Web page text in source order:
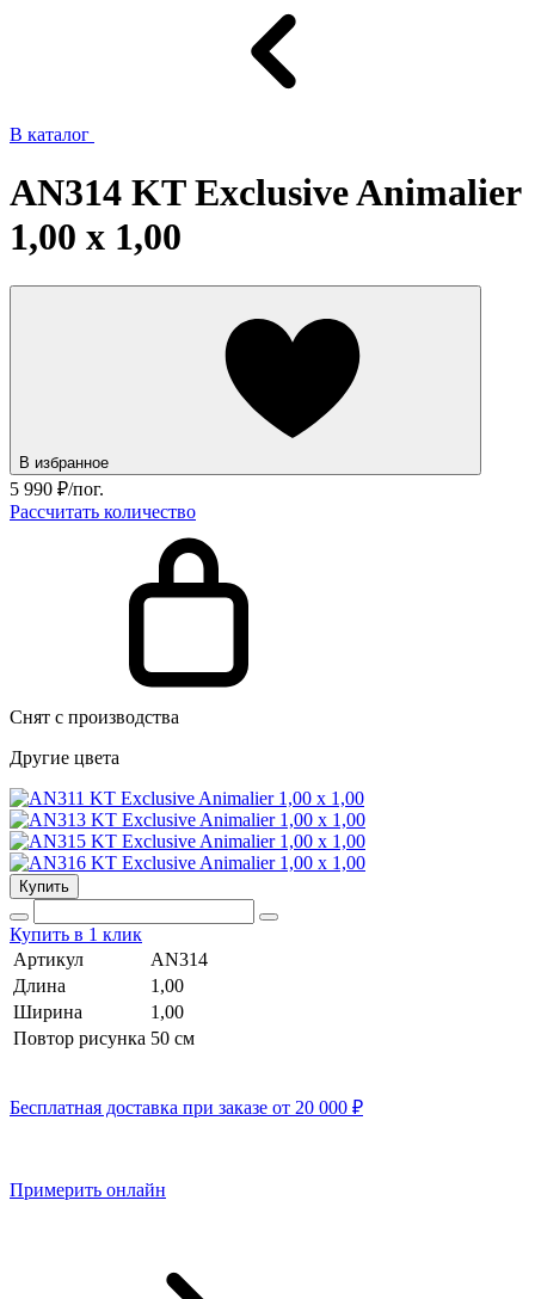
В каталог
AN314 KT Exclusive Animalier
1,00 x 1,00
В избранное
5 990 ₽/пог.
Рассчитать количество
Снят с производства
Другие цвета
Купить
Купить в 1 клик
Артикул
AN314
Длина
1,00
Ширина
1,00
Повтор рисунка 50 cм
Бесплатная доставка при заказе от 20 000 ₽
Примерить онлайн